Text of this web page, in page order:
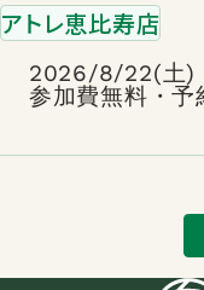
アトレ恵比寿店
2026/8/22(土)
参加費無料・予